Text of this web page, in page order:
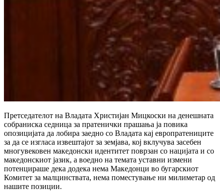
Претседателот на Владата Христијан Мицкоски на денешната
собраниска седница за пратенички прашања ја повика
опозицијата да лобира заедно со Владата кај европратениците
за да се изгласа извештајот за земјава, кој вклучува засебен
многувековен македонски идентитет поврзан со нацијата и со
македонскиот јазик, а воедно на темата уставни измени
потенцираше дека додека нема Македонци во бугарскиот
Комитет за малцинствата, нема поместување ни милиметар од
нашите позиции.